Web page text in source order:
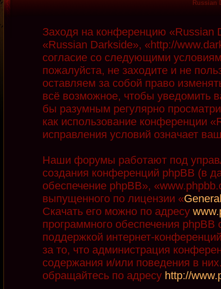
Russian
Заходя на конференцию
«Russian Darkside», «http://
согласие со следующими
пожалуйста, не заходите и не
оставляем за собой право
всё возможное, чтобы уведомить
бы разумным регулярно
как использование конференции
исправления условий означает
Наши форумы работают под
создания конференций phpBB (в
обеспечение phpBB»,
выпущенного по лицензии «
Скачать его можно по адресу
программного обеспечения phpBB
поддержкой интернет-
за то, что администрация
содержания и/или поведения в
обращайтесь по адресу http://